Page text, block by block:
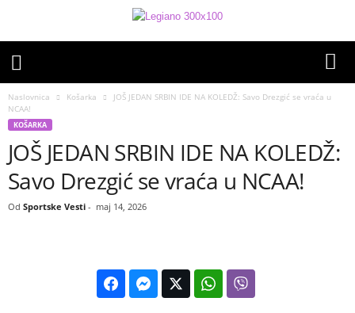
Naslovnica Košarka
JOŠ JEDAN SRBIN IDE NA KOLEDŽ: Savo Drezgić se vraća u
NCAA!
KOŠARKA
JOŠ JEDAN SRBIN IDE NA KOLEDŽ:
Savo Drezgić se vraća u NCAA!
Od Sportske Vesti - maj 14, 2026